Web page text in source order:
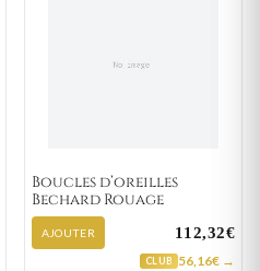
Boucles d’oreilles
Bechard Rouage
AJOUTER 112,32€
CLUB 56,16€ →